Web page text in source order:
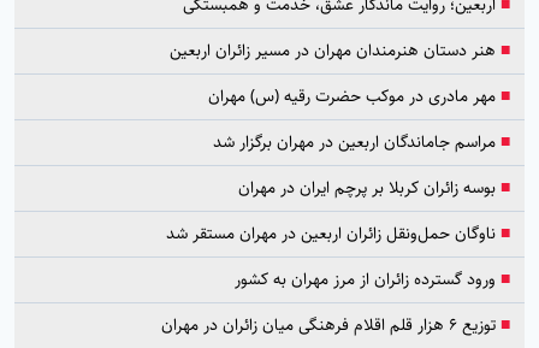
■ هنر دستان هنرمندان مهران در مسیر زائران اربعین
■مهر مادری در موکب حضرت رقیه (س) مهران
■مراسم جاماندگان اربعین در مهران برگزار شد
■بوسه زائران کربلا بر پرچم ایران در مهران
■ناوگان حمل‌ونقل زائران اربعین در مهران مستقر شد
■ ورود گسترده زائران از مرز مهران به کشور
■توزیع ۶ هزار قلم اقلام فرهنگی میان زائران در مهران